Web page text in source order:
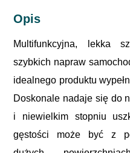
Opis
Multifunkcyjna, lekka
szybkich napraw
idealnego produktu
Doskonale nadaje się do
i niewielkim stopniu
gęstości może być z